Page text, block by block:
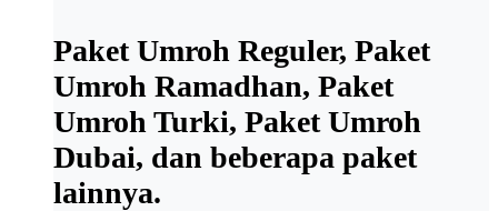
Paket Umroh Reguler, Paket
Umroh Ramadhan, Paket
Umroh Turki, Paket Umroh
Dubai, dan beberapa paket
lainnya.